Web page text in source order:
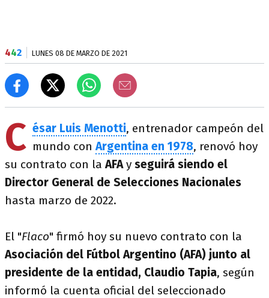
442 LUNES 08 DE MARZO DE 2021
C ésar Luis Menotti, entrenador campeón del
mundo con Argentina en 1978, renovó hoy
su contrato con laAFAy seguirá siendo el
Director General de Selecciones Nacionales
hasta marzo de 2022.
El "Flaco" firmó hoy su nuevo contrato con la
Asociación del Fútbol Argentino (AFA) junto al
presidente de la entidad, Claudio Tapia, según
informó la cuenta oficial del seleccionado